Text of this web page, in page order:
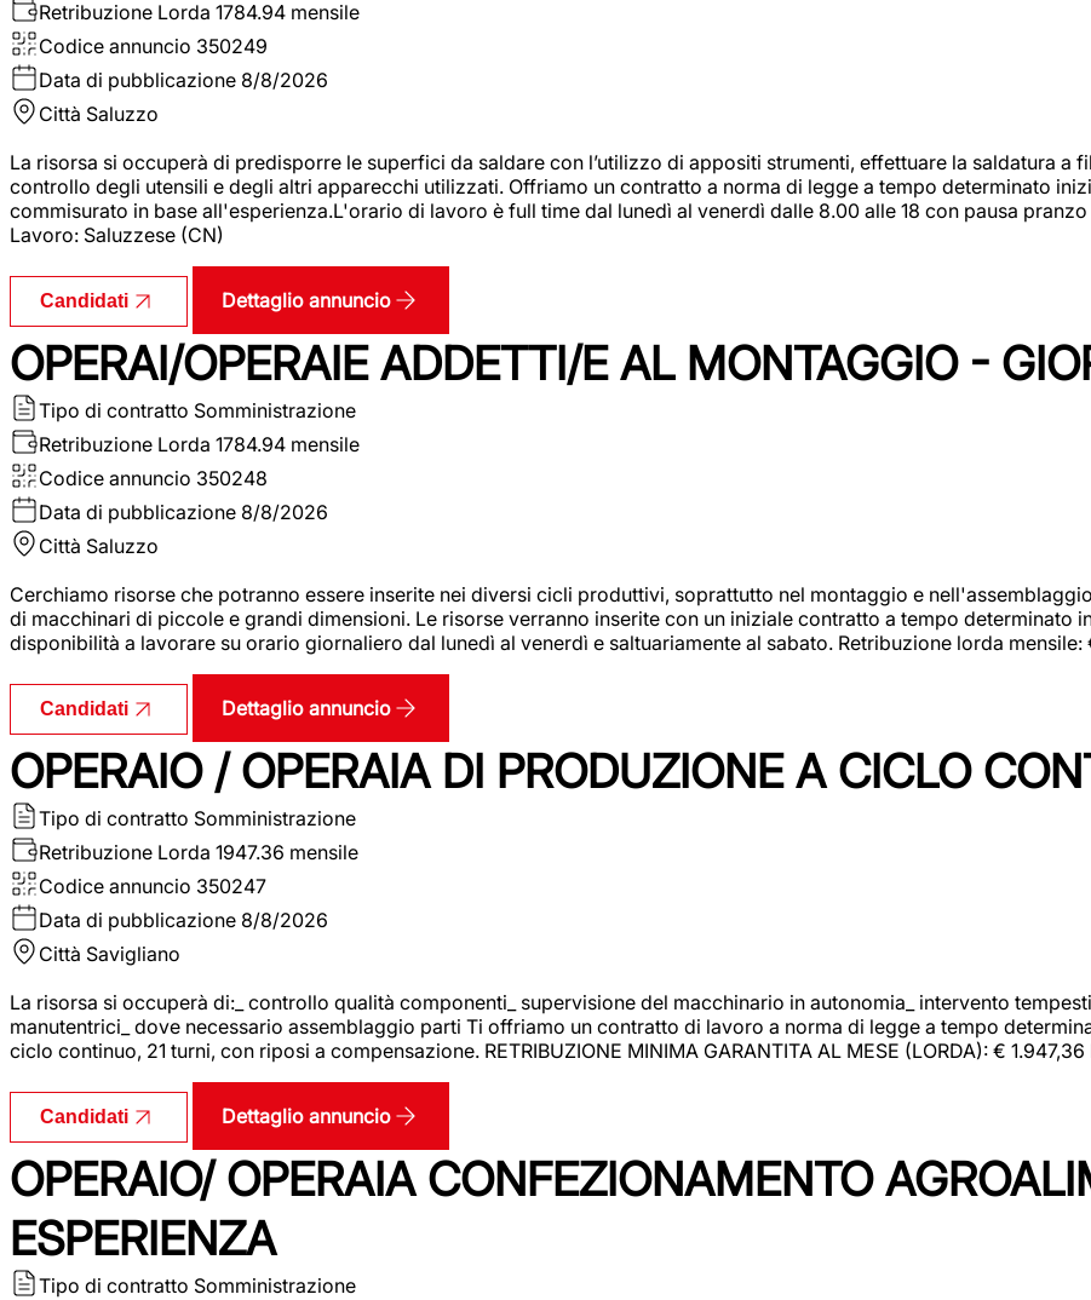
Retribuzione Lorda 1784.94 mensile
Codice annuncio 350249
Data di pubblicazione 8/8/2026
Città Saluzzo
La risorsa si occuperà di predisporre le superfici da saldare con l’utilizzo di appositi strumenti, effettuare la saldatura a
controllo degli utensili e degli altri apparecchi utilizzati. Offriamo un contratto a norma di legge a tempo determinato
commisurato in base all'esperienza.L'orario di lavoro è full time dal lunedì al venerdì dalle 8.00 alle 18 con pausa
Lavoro: Saluzzese (CN)
Candidati Dettaglio annuncio
OPERAI/OPERAIE ADDETTI/E AL MONTAGGIO -
Tipo di contratto Somministrazione
Retribuzione Lorda 1784.94 mensile
Codice annuncio 350248
Data di pubblicazione 8/8/2026
Città Saluzzo
Cerchiamo risorse che potranno essere inserite nei diversi cicli produttivi, soprattutto nel montaggio e
di macchinari di piccole e grandi dimensioni. Le risorse verranno inserite con un iniziale contratto a tempo determinato
disponibilità a lavorare su orario giornaliero dal lunedì al venerdì e saltuariamente al sabato. Retribuzione lorda
Candidati Dettaglio annuncio
OPERAIO / OPERAIA DI PRODUZIONE A CICLO
Tipo di contratto Somministrazione
Retribuzione Lorda 1947.36 mensile
Codice annuncio 350247
Data di pubblicazione 8/8/2026
Città Savigliano
La risorsa si occuperà di:_ controllo qualità componenti_ supervisione del macchinario in autonomia_ intervento
manutentrici_ dove necessario assemblaggio parti Ti offriamo un contratto di lavoro a norma di legge a tempo
ciclo continuo, 21 turni, con riposi a compensazione. RETRIBUZIONE MINIMA GARANTITA AL MESE (LORDA): €
Candidati Dettaglio annuncio
OPERAIO/ OPERAIA CONFEZIONAMENTO
ESPERIENZA
Tipo di contratto Somministrazione